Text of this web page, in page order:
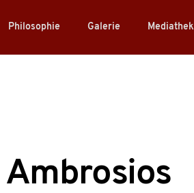
Philosophie Galerie Mediathek
Ambrosios